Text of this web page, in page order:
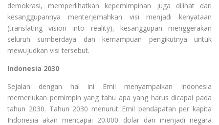
demokrasi, memperlihatkan kepemimpinan juga dilihat dari
kesanggupannya menterjemahkan visi menjadi kenyataan
(translating vision into reality), kesanggupan menggerakan
seluruh sumberdaya dan kemampuan pengikutnya untuk
mewujudkan visi tersebut.
Indonesia 2030
Sejalan dengan hal ini Emil menyampaikan Indonesia
memerlukan pemimpin yang tahu apa yang harus dicapai pada
tahun 2030. Tahun 2030 menurut Emil pendapatan per kapita
Indonesia akan mencapai 20.000 dolar dan menjadi negara